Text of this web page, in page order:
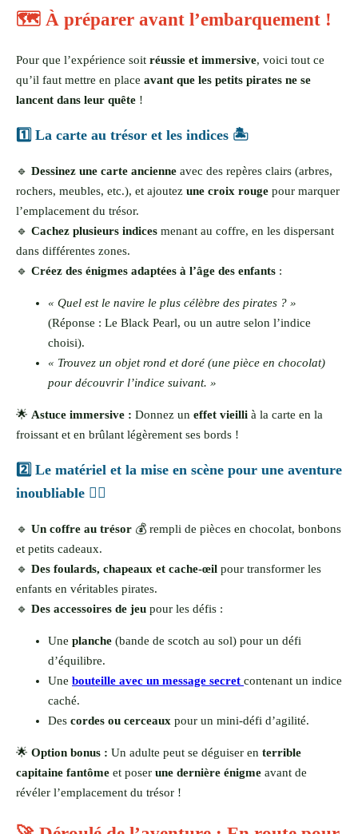
🗺️ À préparer avant l’embarquement !
Pour que l’expérience soit réussie et immersive, voici tout ce
qu’il faut mettre en place avant que les petits pirates ne se
lancent dans leur quête !
1️⃣ La carte au trésor et les indices 🏝️
🔹 Dessinez une carte ancienne avec des repères clairs (arbres,
rochers, meubles, etc.), et ajoutez une croix rouge pour marquer
l’emplacement du trésor.
🔹 Cachez plusieurs indices menant au coffre, en les dispersant
dans différentes zones.
🔹 Créez des énigmes adaptées à l’âge des enfants :
« Quel est le navire le plus célèbre des pirates ? »
(Réponse : Le Black Pearl, ou un autre selon l’indice
choisi).
« Trouvez un objet rond et doré (une pièce en chocolat)
pour découvrir l’indice suivant. »
🌟 Astuce immersive : Donnez un effet vieilli à la carte en la
froissant et en brûlant légèrement ses bords !
2️⃣ Le matériel et la mise en scène pour une aventure
inoubliable 🏴‍☠️
🔹 Un coffre au trésor 💰 rempli de pièces en chocolat, bonbons
et petits cadeaux.
🔹 Des foulards, chapeaux et cache-œil pour transformer les
enfants en véritables pirates.
🔹 Des accessoires de jeu pour les défis :
Une planche (bande de scotch au sol) pour un défi
d’équilibre.
Une bouteille avec un message secret contenant un indice
caché.
Des cordes ou cerceaux pour un mini-défi d’agilité.
🌟 Option bonus : Un adulte peut se déguiser en terrible
capitaine fantôme et poser une dernière énigme avant de
révéler l’emplacement du trésor !